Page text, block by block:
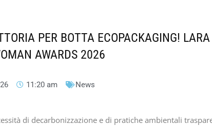
PER BOTTA ECOPACKAGING!
AWARDS 2026
11:20 am News
di decarbonizzazione e di pratiche ambientali